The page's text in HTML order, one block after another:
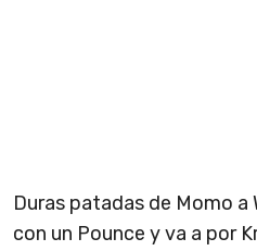
Duras patadas de Momo a
con un Pounce y va a por